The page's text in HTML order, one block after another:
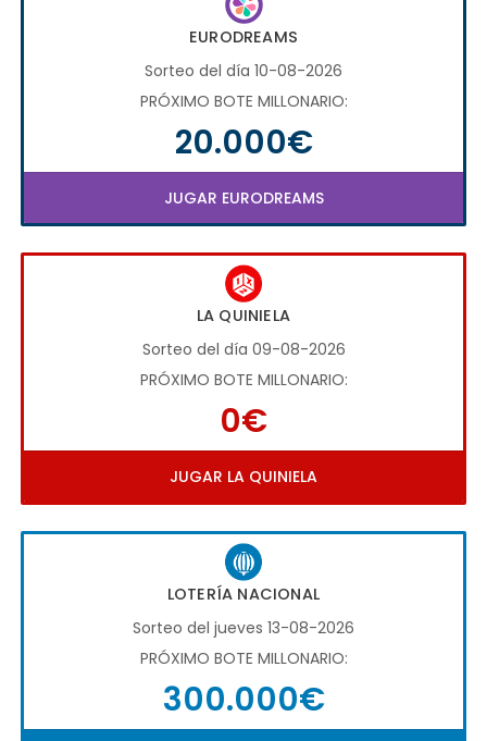
EURODREAMS
Sorteo del día 10-08-2026
PRÓXIMO BOTE MILLONARIO:
20.000€
JUGAR EURODREAMS
LA QUINIELA
Sorteo del día 09-08-2026
PRÓXIMO BOTE MILLONARIO:
0€
JUGAR LA QUINIELA
LOTERÍA NACIONAL
Sorteo del jueves 13-08-2026
PRÓXIMO BOTE MILLONARIO:
300.000€